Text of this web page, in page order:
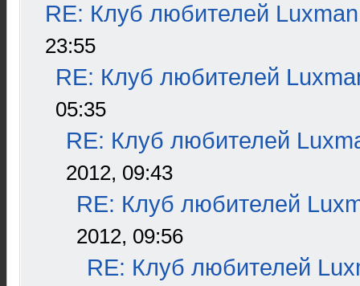
RE: Клуб любителей Luxman
23:55
RE: Клуб любителей
05:35
RE: Клуб любителей
2012, 09:43
RE: Клуб любителей
2012, 09:56
RE: Клуб любителей